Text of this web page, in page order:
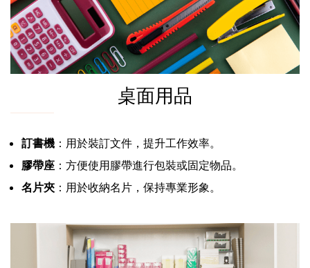
桌面用品
訂書機 ：用於裝訂文件，提升工作效率。
膠帶座 ：方便使用膠帶進行包裝或固定物品。
名片夾 ：用於收納名片，保持專業形象。